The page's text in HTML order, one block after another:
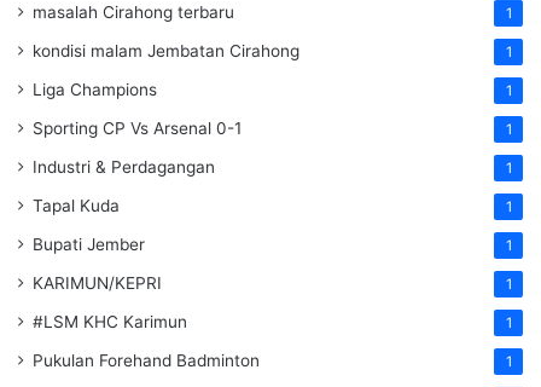
masalah Cirahong terbaru 1
kondisi malam Jembatan Cirahong 1
Liga Champions 1
Sporting CP Vs Arsenal 0-1 1
Industri & Perdagangan 1
Tapal Kuda 1
Bupati Jember 1
KARIMUN/KEPRI 1
#LSM KHC Karimun 1
Pukulan Forehand Badminton 1